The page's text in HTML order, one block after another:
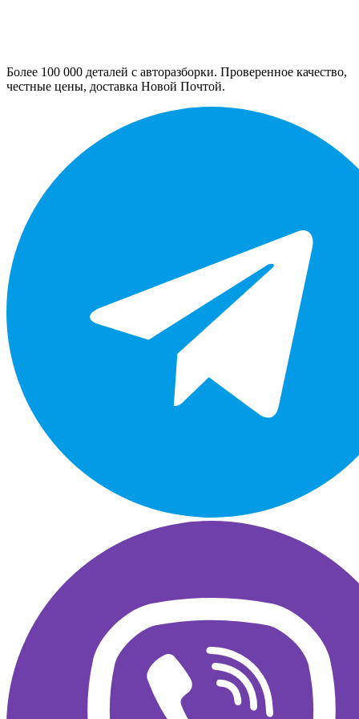
Более 100 000 деталей с авторазборки. Проверенное качество,
честные цены, доставка Новой Почтой.